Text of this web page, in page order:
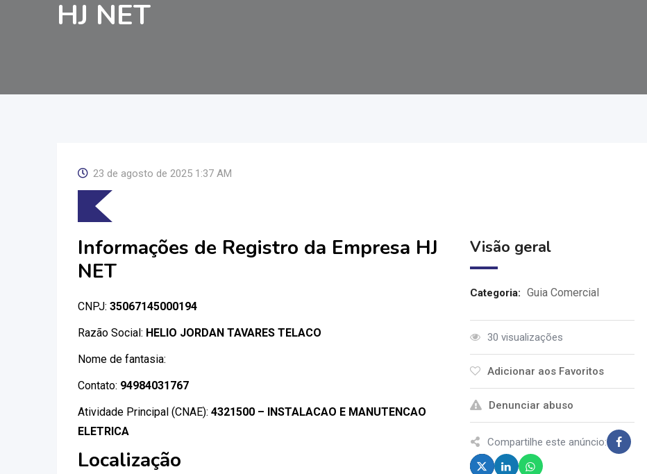
HJ NET
23 de agosto de 2025 1:37 AM
Informações de Registro da Empresa HJ
NET
CNPJ: 35067145000194
Razão Social: HELIO JORDAN TAVARES TELACO
Nome de fantasia:
Contato: 94984031767
Atividade Principal (CNAE): 4321500 – INSTALACAO E MANUTENCAO
ELETRICA
Localização
Visão geral
Categoria: Guia Comercial
30 visualizações
Adicionar aos Favoritos
Denunciar abuso
Compartilhe este anúncio: